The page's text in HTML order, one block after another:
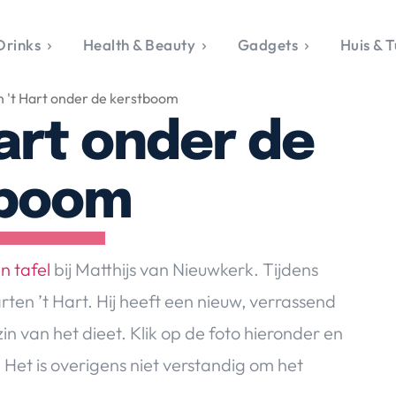
Topics
Culture
Sport &
& Tech
Valerie
Beauty
Media
Over Valerie
Over Valerie
De Top 5
Food & Drinks
Health & Beauty
Health & Beauty Gadgets Huis &
't Hart onder de kerstboom
onder de
tafel bij Matthijs van Nieuwkerk. Tijdens
’t Hart. Hij heeft een nieuw, verrassend
van het dieet. Klik op de foto hieronder en
is overigens niet verstandig om het